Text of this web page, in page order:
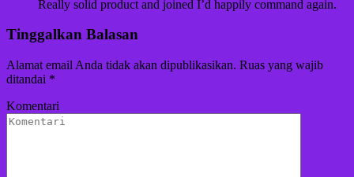
Really solid product and joined I’d happily command again.
Tinggalkan Balasan
Alamat email Anda tidak akan dipublikasikan. Ruas yang wajib
ditandai *
Komentari